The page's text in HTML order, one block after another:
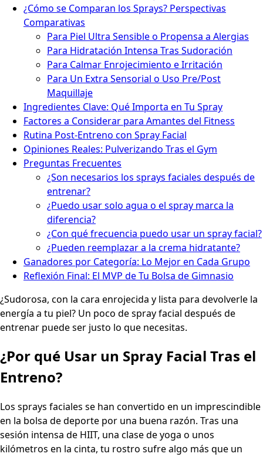
¿Cómo se Comparan los Sprays? Perspectivas
Comparativas
Para Piel Ultra Sensible o Propensa a Alergias
Para Hidratación Intensa Tras Sudoración
Para Calmar Enrojecimiento e Irritación
Para Un Extra Sensorial o Uso Pre/Post
Maquillaje
Ingredientes Clave: Qué Importa en Tu Spray
Factores a Considerar para Amantes del Fitness
Rutina Post-Entreno con Spray Facial
Opiniones Reales: Pulverizando Tras el Gym
Preguntas Frecuentes
¿Son necesarios los sprays faciales después de
entrenar?
¿Puedo usar solo agua o el spray marca la
diferencia?
¿Con qué frecuencia puedo usar un spray facial?
¿Pueden reemplazar a la crema hidratante?
Ganadores por Categoría: Lo Mejor en Cada Grupo
Reflexión Final: El MVP de Tu Bolsa de Gimnasio
¿Sudorosa, con la cara enrojecida y lista para devolverle la
energía a tu piel? Un poco de spray facial después de
entrenar puede ser justo lo que necesitas.
¿Por qué Usar un Spray Facial Tras el
Entreno?
Los sprays faciales se han convertido en un imprescindible
en la bolsa de deporte por una buena razón. Tras una
sesión intensa de HIIT, una clase de yoga o unos
kilómetros en la cinta, tu rostro sufre algo más que un